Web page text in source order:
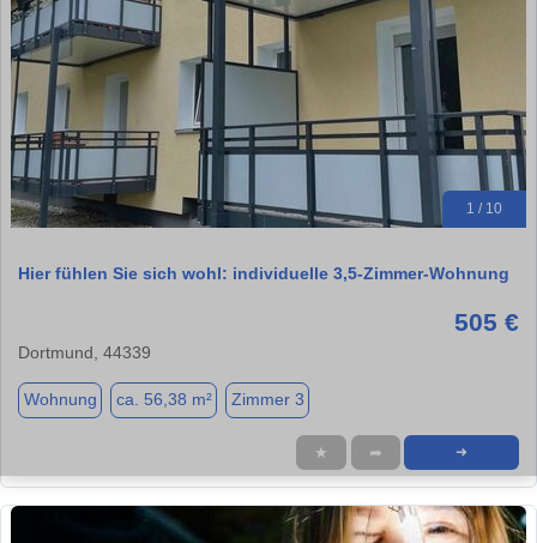
1 / 10
Hier fühlen Sie sich wohl: individuelle 3,5-Zimmer-Wohnung
505 €
Dortmund, 44339
Wohnung ca. 56,38 m² Zimmer 3
★ ➦ ➜